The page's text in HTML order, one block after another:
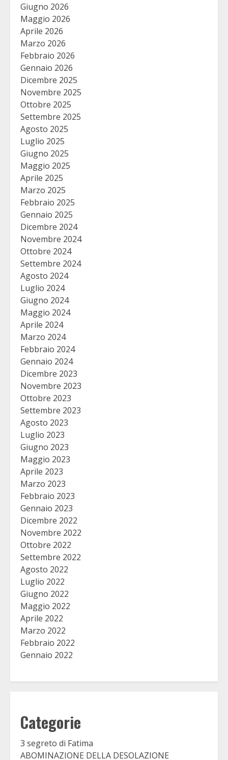
Giugno 2026
Maggio 2026
Aprile 2026
Marzo 2026
Febbraio 2026
Gennaio 2026
Dicembre 2025
Novembre 2025
Ottobre 2025
Settembre 2025
Agosto 2025
Luglio 2025
Giugno 2025
Maggio 2025
Aprile 2025
Marzo 2025
Febbraio 2025
Gennaio 2025
Dicembre 2024
Novembre 2024
Ottobre 2024
Settembre 2024
Agosto 2024
Luglio 2024
Giugno 2024
Maggio 2024
Aprile 2024
Marzo 2024
Febbraio 2024
Gennaio 2024
Dicembre 2023
Novembre 2023
Ottobre 2023
Settembre 2023
Agosto 2023
Luglio 2023
Giugno 2023
Maggio 2023
Aprile 2023
Marzo 2023
Febbraio 2023
Gennaio 2023
Dicembre 2022
Novembre 2022
Ottobre 2022
Settembre 2022
Agosto 2022
Luglio 2022
Giugno 2022
Maggio 2022
Aprile 2022
Marzo 2022
Febbraio 2022
Gennaio 2022
Categorie
3 segreto di Fatima
ABOMINAZIONE DELLA DESOLAZIONE